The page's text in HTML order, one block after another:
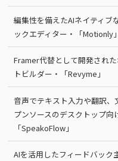
編集性を備えたAIネイティブ
ックエディター・「Motionly」
Framer代替として開発され
トビルダー・「Revyme」
音声でテキスト入力や翻訳
プンソースのデスクトップ向
「SpeakoFlow」
AIを活用したフィードバック